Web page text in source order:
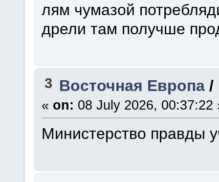
лям чумазой
дрели там получше
3 Восточная Европа/
« on: 08 July 2026, 00:37:22
Министерство правды